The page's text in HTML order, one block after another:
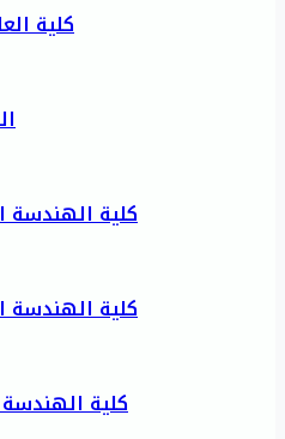
كلية
كلية الهندسة
كلية الهندسة
كلية الهندسة